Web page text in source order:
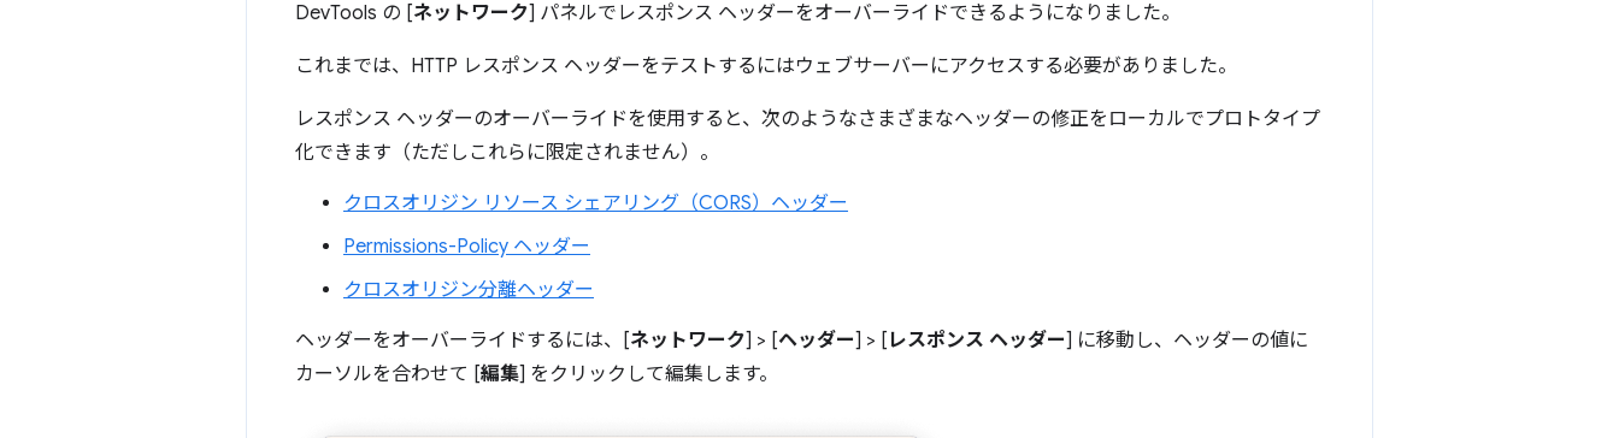
DevTools の [ネットワーク] パネルでレスポンス ヘッダーをオーバーライドできるようになりました。
これまでは、HTTP レスポンス ヘッダーをテストするにはウェブサーバーにアクセスする必要がありました。
レスポンス ヘッダーのオーバーライドを使用すると、次のようなさまざまなヘッダーの修正をローカルでプロトタイプ
化できます（ただしこれらに限定されません）。
クロスオリジン リソース シェアリング（CORS）ヘッダー
Permissions-Policy ヘッダー
クロスオリジン分離ヘッダー
ヘッダーをオーバーライドするには、[ネットワーク] > [ヘッダー] > [ レスポンス ヘッダー] に移動し、ヘッダーの値に
カーソルを合わせて [編集] をクリックして編集します。